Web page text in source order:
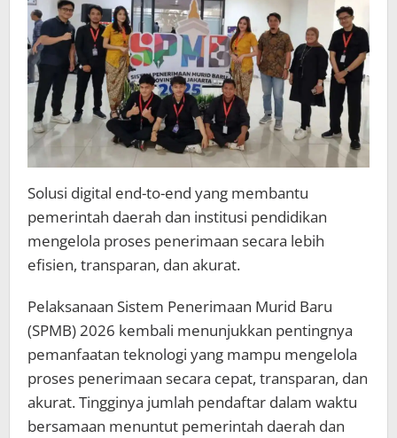
Solusi digital end-to-end yang membantu
pemerintah daerah dan institusi pendidikan
mengelola proses penerimaan secara lebih
efisien, transparan, dan akurat.
Pelaksanaan Sistem Penerimaan Murid Baru
(SPMB) 2026 kembali menunjukkan pentingnya
pemanfaatan teknologi yang mampu mengelola
proses penerimaan secara cepat, transparan, dan
akurat. Tingginya jumlah pendaftar dalam waktu
bersamaan menuntut pemerintah daerah dan